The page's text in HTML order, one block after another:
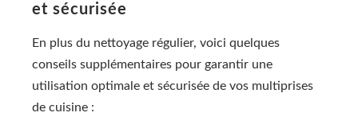
et sécurisée
En plus du nettoyage régulier, voici quelques
conseils supplémentaires pour garantir une
utilisation optimale et sécurisée de vos multiprises
de cuisine :